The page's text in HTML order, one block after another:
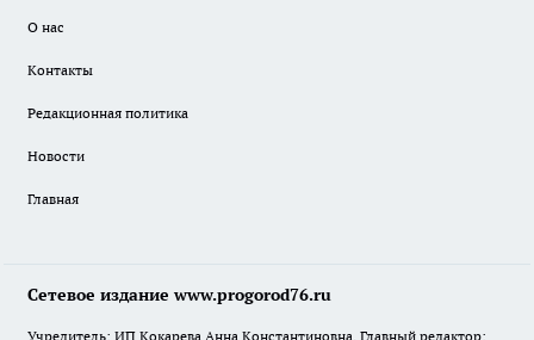
О нас
Контакты
Редакционная политика
Новости
Главная
Сетевое издание www.progorod76.ru
Учредитель: ИП Кокарева Анна Константиновна. Главный редактор: